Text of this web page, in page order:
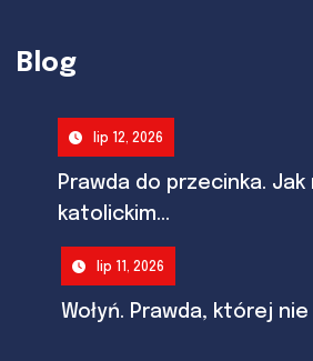
Blog
lip 12, 2026
Prawda do przecinka.
katolickim...
lip 11, 2026
Wołyń. Prawda, której nie